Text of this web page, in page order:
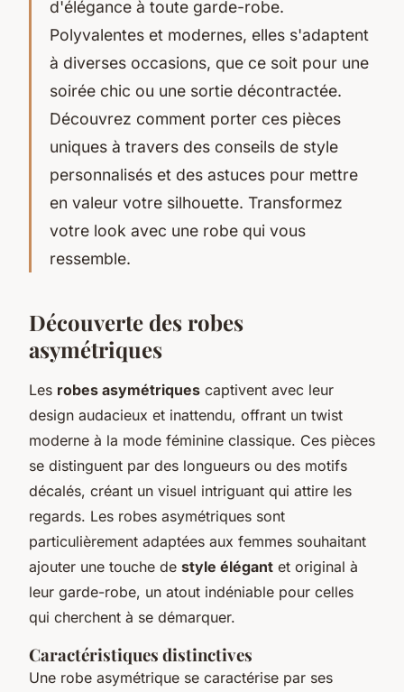
d'élégance à toute garde-robe.
Polyvalentes et modernes, elles s'adaptent
à diverses occasions, que ce soit pour une
soirée chic ou une sortie décontractée.
Découvrez comment porter ces pièces
uniques à travers des conseils de style
personnalisés et des astuces pour mettre
en valeur votre silhouette. Transformez
votre look avec une robe qui vous
ressemble.
Découverte des robes
asymétriques
Les robes asymétriques captivent avec leur
design audacieux et inattendu, offrant un twist
moderne à la mode féminine classique. Ces pièces
se distinguent par des longueurs ou des motifs
décalés, créant un visuel intriguant qui attire les
regards. Les robes asymétriques sont
particulièrement adaptées aux femmes souhaitant
ajouter une touche de style élégant et original à
leur garde-robe, un atout indéniable pour celles
qui cherchent à se démarquer.
Caractéristiques distinctives
Une robe asymétrique se caractérise par ses